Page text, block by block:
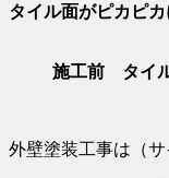
タイル面がピカピ
施工前 タイ
外壁塗装工事は（